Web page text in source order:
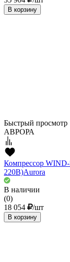
В корзину
Быстрый просмотр
АВРОРА
Компрессор
220В)Aurora
В наличии
(0)
18 054
/шт
В корзину